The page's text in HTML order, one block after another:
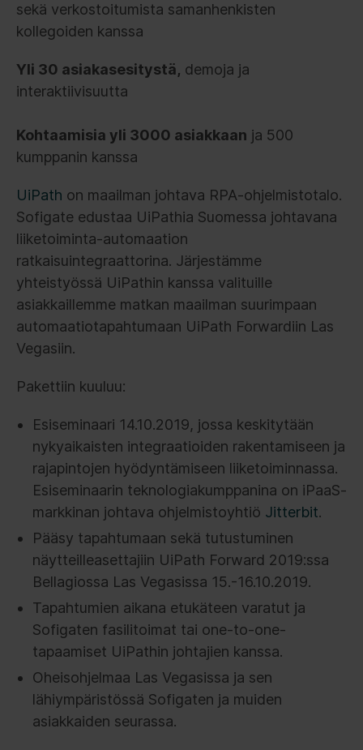
sekä verkostoitumista samanhenkisten
kollegoiden kanssa
Yli 30 asiakasesitystä, demoja ja
interaktiivisuutta
Kohtaamisia yli 3000 asiakkaan ja 500
kumppanin kanssa
UiPath on maailman johtava RPA-ohjelmistotalo.
Sofigate edustaa UiPathia Suomessa johtavana
liiketoiminta-automaation
ratkaisuintegraattorina. Järjestämme
yhteistyössä UiPathin kanssa valituille
asiakkaillemme matkan maailman suurimpaan
automaatiotapahtumaan UiPath Forwardiin Las
Vegasiin.
Pakettiin kuuluu:
Esiseminaari 14.10.2019, jossa keskitytään
nykyaikaisten integraatioiden rakentamiseen ja
rajapintojen hyödyntämiseen liiketoiminnassa.
Esiseminaarin teknologiakumppanina on iPaaS-
markkinan johtava ohjelmistoyhtiö Jitterbit.
Pääsy tapahtumaan sekä tutustuminen
näytteilleasettajiin UiPath Forward 2019:ssa
Bellagiossa Las Vegasissa 15.-16.10.2019.
Tapahtumien aikana etukäteen varatut ja
Sofigaten fasilitoimat tai one-to-one-
tapaamiset UiPathin johtajien kanssa.
Oheisohjelmaa Las Vegasissa ja sen
lähiympäristössä Sofigaten ja muiden
asiakkaiden seurassa.